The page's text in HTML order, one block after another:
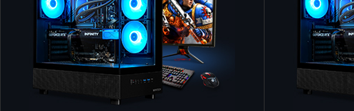
Ігровий комп'ютер